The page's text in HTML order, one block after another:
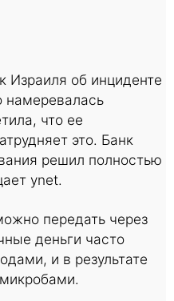
об инциденте
намеревалась
что ее
это. Банк
решил полностью
ynet.
передать через
деньги часто
и в результате